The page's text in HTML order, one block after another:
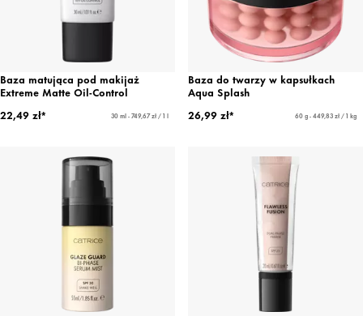
Baza matująca pod makijaż
Extreme Matte Oil-Control
22,49 zł*
30 ml - 749,67 zł / 1 l
Baza do twarzy w kapsułkach
Aqua Splash
26,99 zł*
60 g - 449,83 zł / 1 kg